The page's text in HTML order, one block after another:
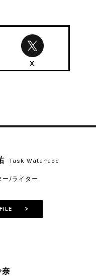
X
Task Watanabe
ー/ライター
奈
>